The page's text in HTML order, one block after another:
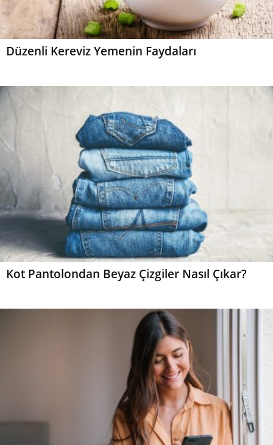
Düzenli Kereviz Yemenin Faydaları
Kot Pantolondan Beyaz Çizgiler Nasıl Çıkar?